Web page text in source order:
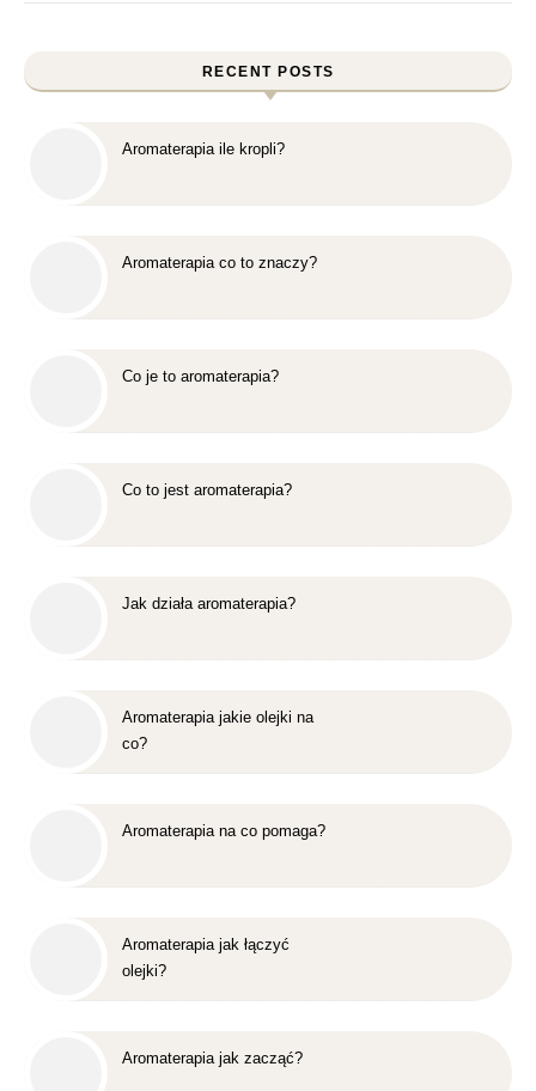
RECENT POSTS
Aromaterapia ile kropli?
Aromaterapia co to znaczy?
Co je to aromaterapia?
Co to jest aromaterapia?
Jak działa aromaterapia?
Aromaterapia jakie olejki na
co?
Aromaterapia na co pomaga?
Aromaterapia jak łączyć
olejki?
Aromaterapia jak zacząć?